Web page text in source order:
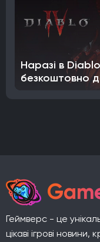
Наразі в
безкоштовно
Геймверс - це
цікаві ігрові